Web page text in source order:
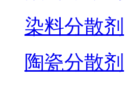
染料分散剂
陶瓷分散剂